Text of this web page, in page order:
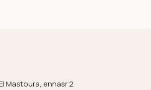
Mastoura, ennasr 2